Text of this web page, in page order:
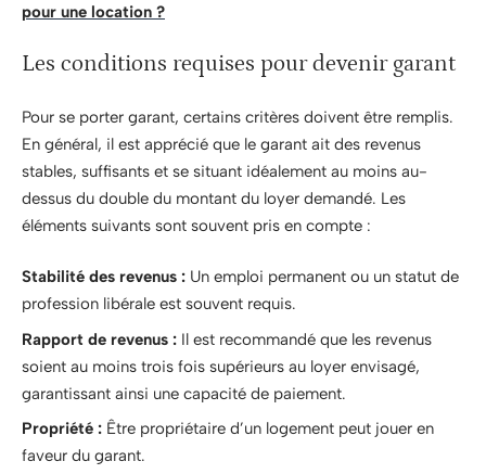
pour une location ?
Les conditions requises pour devenir garant
Pour se porter garant, certains critères doivent être remplis.
En général, il est apprécié que le garant ait des revenus
stables, suffisants et se situant idéalement au moins au-
dessus du double du montant du loyer demandé. Les
éléments suivants sont souvent pris en compte :
Stabilité des revenus : Un emploi permanent ou un statut de
profession libérale est souvent requis.
Rapport de revenus : Il est recommandé que les revenus
soient au moins trois fois supérieurs au loyer envisagé,
garantissant ainsi une capacité de paiement.
Propriété : Être propriétaire d’un logement peut jouer en
faveur du garant.